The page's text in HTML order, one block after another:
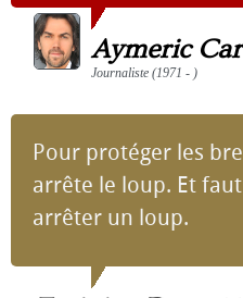
Aymeric
Journaliste (1971 - )
Pour protéger les
arrête le loup. Et
arrêter un loup.